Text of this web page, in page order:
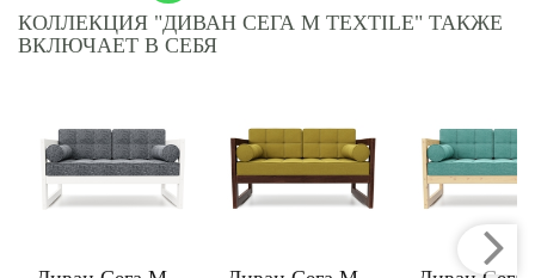
КОЛЛЕКЦИЯ "ДИВАН СЕГА М TEXTILE" ТАКЖЕ
ВКЛЮЧАЕТ В СЕБЯ